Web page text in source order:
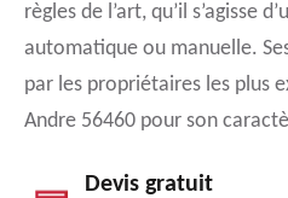
règles de l’art, qu’il s’agisse
automatique ou manuelle.
par les propriétaires les plus
Andre 56460 pour son
Devis gratuit